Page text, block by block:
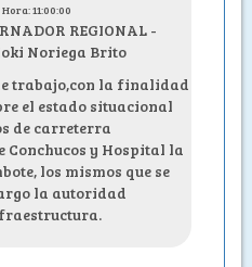
11:00:00
REGIONAL -
Noriega Brito
trabajo,con la finalidad
el estado situacional
de carreterra
y Hospital la
los mismos que se
la autoridad